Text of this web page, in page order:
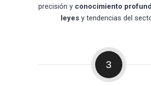
precisión y conocimiento
leyes y tendencias del
3